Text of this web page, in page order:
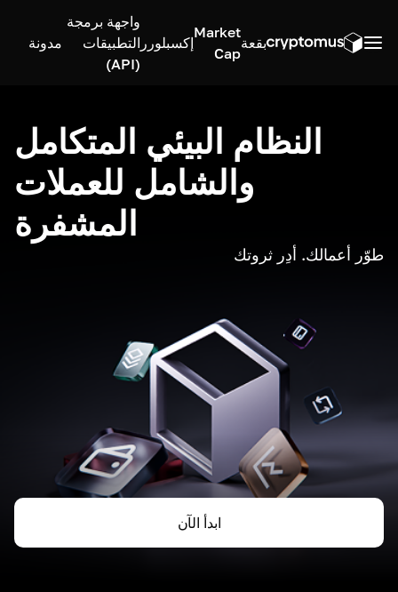
بقعة
Market
Cap
إكسبلورر
واجهة برمجة
التطبيقات
(API)
مدونة
النظام البيئي المتكامل
والشامل للعملات
المشفرة
طوّر أعمالك. أدِر ثروتك
ابدأ الآن